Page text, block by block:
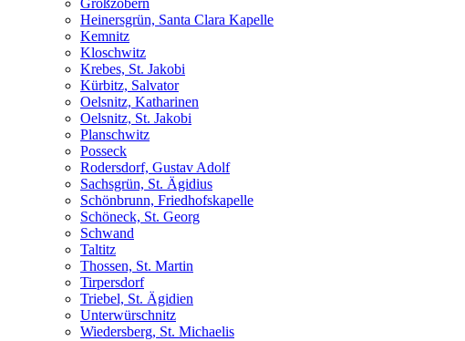
Großzöbern
Heinersgrün, Santa Clara Kapelle
Kemnitz
Kloschwitz
Krebes, St. Jakobi
Kürbitz, Salvator
Oelsnitz, Katharinen
Oelsnitz, St. Jakobi
Planschwitz
Posseck
Rodersdorf, Gustav Adolf
Sachsgrün, St. Ägidius
Schönbrunn, Friedhofskapelle
Schöneck, St. Georg
Schwand
Taltitz
Thossen, St. Martin
Tirpersdorf
Triebel, St. Ägidien
Unterwürschnitz
Wiedersberg, St. Michaelis